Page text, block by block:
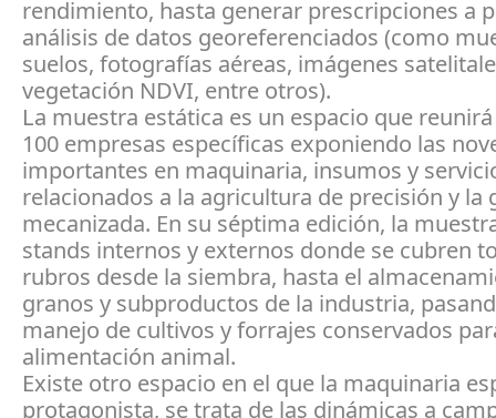
rendimiento, hasta generar prescripciones a
análisis de datos georeferenciados (como
suelos, fotografías aéreas, imágenes
vegetación NDVI, entre otros).
La muestra estática es un espacio que
100 empresas específicas exponiendo las
importantes en maquinaria, insumos y
relacionados a la agricultura de precisión y la
mecanizada. En su séptima edición, la
stands internos y externos donde se cubren
rubros desde la siembra, hasta el
granos y subproductos de la industria,
manejo de cultivos y forrajes conservados
alimentación animal.
Existe otro espacio en el que la maquinaria
protagonista, se trata de las dinámicas a